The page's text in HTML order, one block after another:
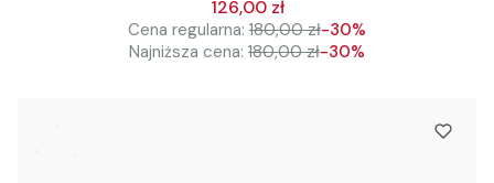
126,00 zł
Cena regularna: 180,00 zł-30%
Najniższa cena: 180,00 zł-30%